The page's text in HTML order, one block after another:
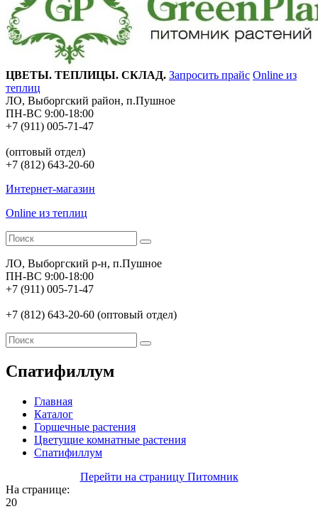
ЦВЕТЫ. ТЕПЛИЦЫ. СКЛАД. Запросить прайс Online из
теплиц
ЛО, Выборгский район, п.Пушное
ПН-ВС 9:00-18:00
+7 (911) 005-71-47
(оптовый отдел)
+7 (812) 643-20-60
Интернет-магазин
Online из теплиц
ЛО, Выборгский р-н, п.Пушное
ПН-ВС 9:00-18:00
+7 (911) 005-71-47
+7 (812) 643-20-60 (оптовый отдел)
Спатифиллум
Главная
Каталог
Горшечные растения
Цветущие комнатные растения
Спатифиллум
Перейти на страницу Питомник
На странице:
20